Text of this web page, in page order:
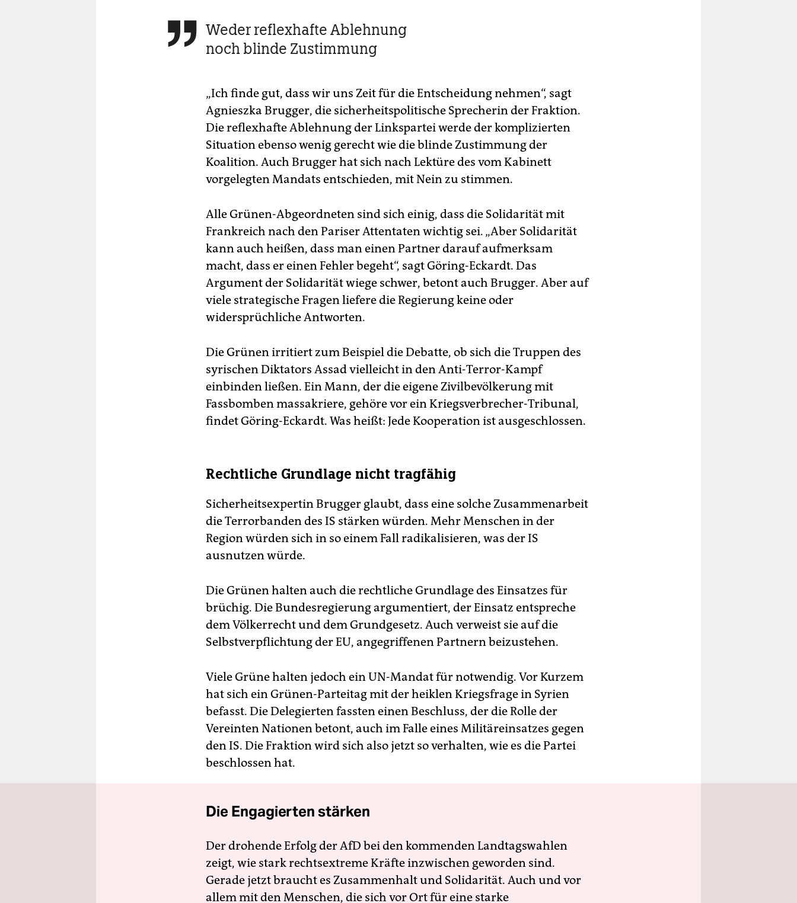
 Weder reflexhafte Ablehnung
noch blinde Zustimmung
„Ich finde gut, dass wir uns Zeit für die Entscheidung nehmen“, sagt
Agnieszka Brugger, die sicherheitspolitische Sprecherin der Fraktion.
Die reflexhafte Ablehnung der Linkspartei werde der komplizierten
Situation ebenso wenig gerecht wie die blinde Zustimmung der
Koalition. Auch Brugger hat sich nach Lektüre des vom Kabinett
vorgelegten Mandats entschieden, mit Nein zu stimmen.
Alle Grünen-Abgeordneten sind sich einig, dass die Solidarität mit
Frankreich nach den Pariser Attentaten wichtig sei. „Aber Solidarität
kann auch heißen, dass man einen Partner darauf aufmerksam
macht, dass er einen Fehler begeht“, sagt Göring-Eckardt. Das
Argument der Solidarität wiege schwer, betont auch Brugger. Aber auf
viele strategische Fragen liefere die Regierung keine oder
widersprüchliche Antworten.
Die Grünen irritiert zum Beispiel die Debatte, ob sich die Truppen des
syrischen Diktators Assad vielleicht in den Anti-Terror-Kampf
einbinden ließen. Ein Mann, der die eigene Zivilbevölkerung mit
Fassbomben massakriere, gehöre vor ein Kriegsverbrecher-Tribunal,
findet Göring-Eckardt. Was heißt: Jede Kooperation ist ausgeschlossen.
Rechtliche Grundlage nicht tragfähig
Sicherheitsexpertin Brugger glaubt, dass eine solche Zusammenarbeit
die Terrorbanden des IS stärken würden. Mehr Menschen in der
Region würden sich in so einem Fall radikalisieren, was der IS
ausnutzen würde.
Die Grünen halten auch die rechtliche Grundlage des Einsatzes für
brüchig. Die Bundesregierung argumentiert, der Einsatz entspreche
dem Völkerrecht und dem Grundgesetz. Auch verweist sie auf die
Selbstverpflichtung der EU, angegriffenen Partnern beizustehen.
Viele Grüne halten jedoch ein UN-Mandat für notwendig. Vor Kurzem
hat sich ein Grünen-Parteitag mit der heiklen Kriegsfrage in Syrien
befasst. Die Delegierten fassten einen Beschluss, der die Rolle der
Vereinten Nationen betont, auch im Falle eines Militäreinsatzes gegen
den IS. Die Fraktion wird sich also jetzt so verhalten, wie es die Partei
beschlossen hat.
Die Engagierten stärken
Der drohende Erfolg der AfD bei den kommenden Landtagswahlen
zeigt, wie stark rechtsextreme Kräfte inzwischen geworden sind.
Gerade jetzt braucht es Zusammenhalt und Solidarität. Auch und vor
allem mit den Menschen, die sich vor Ort für eine starke